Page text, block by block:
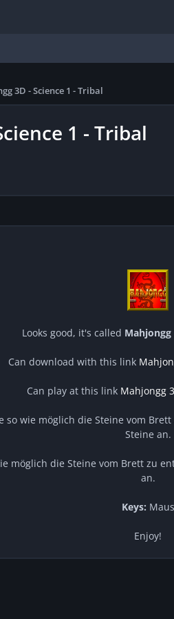
3D - Science 1 - Tribal
1 - Tribal
Looks good, it's called Mahjongg
Can download with this link
Can play at this link Mahjongg
so wie möglich die Steine vom
Steine an.
möglich die Steine vom Brett zu
an.
Keys: Maus
Enjoy!